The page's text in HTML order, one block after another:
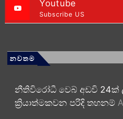
Youtube
Subscribe US
නවතම
නීතිවිරෝධී වෙබ් අඩවි 24ක්
ක්‍රියාත්මකවන පරිදි තහනම්